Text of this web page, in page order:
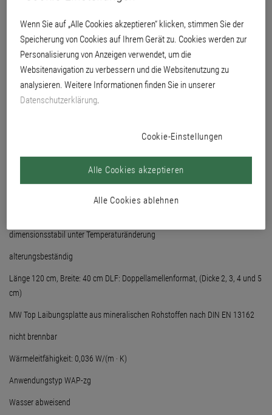
dimensionsstabil unter Temperaturänderung
alterungsbeständig
Länge 120 cm, Breite: 40 cm DLF: Doppellamellenformat, (Dicke 2, 3, 4 und 5
cm)
MW Top Laibungsplatte aus mineralischen Rohstoffen nach DIN EN 13162
nicht brennbar
Wärmeleitfähigkeit: 0,036 W/(m · K)
Anwendungstyp WAP-zg
Wasser abweisend
Wenn Sie auf „Alle Cookies akzeptieren“ klicken, stimmen Sie der
Speicherung von Cookies auf Ihrem Gerät zu. Cookies werden zur
Personalisierung von Anzeigen verwendet, um die
Websitenavigation zu verbessern und die Websitenutzung zu
analysieren. Weitere Informationen finden Sie in unserer
Datenschutzerklärung.
Cookie-Einstellungen
Alle Cookies ablehnen
Alle Cookies akzeptieren